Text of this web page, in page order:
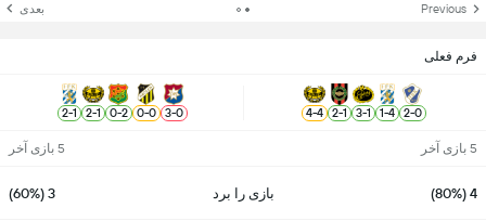
Previous بعدی
فرم فعلی
0
-
2
4
-
1
1
-
3
1
-
2
4
-
4
0
-
3
0
-
0
2
-
0
1
-
2
1
-
2
5 بازی آخر 5 بازی آخر
4 (80%) بازی را برد 3 (60%)